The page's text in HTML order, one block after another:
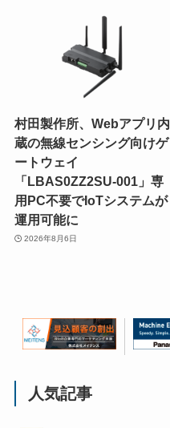
村田製作所、Webアプリ内
蔵の無線センシング向けゲ
ートウェイ
「LBAS0ZZ2SU-001」専
用PC不要でIoTシステムが
運用可能に
2026年8月6日
人気記事